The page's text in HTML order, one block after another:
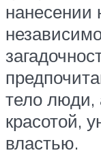
нанесении
тело
красотой,
властью.